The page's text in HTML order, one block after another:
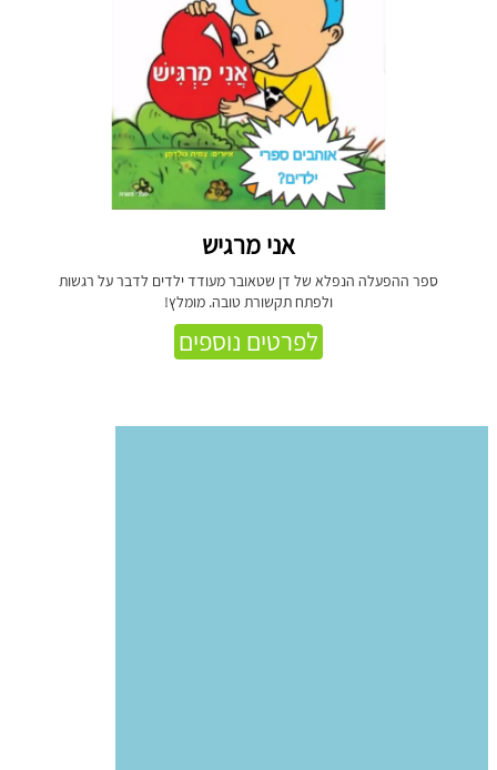
אני מרגיש
ספר ההפעלה הנפלא של דן שטאובר מעודד ילדים לדבר על רגשות
ולפתח תקשורת טובה. מומלץ!
לפרטים נוספים